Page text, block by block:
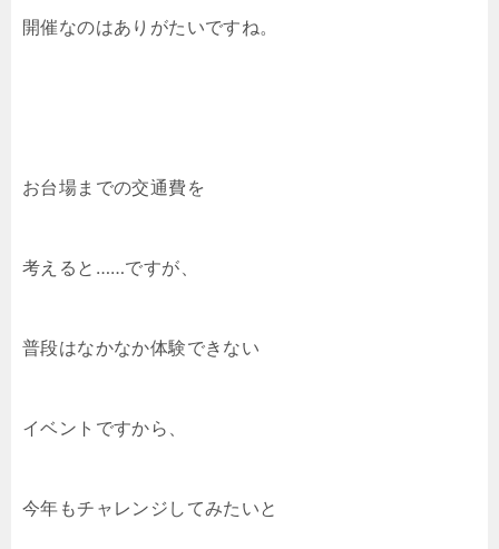
開催なのはありがたいですね。
お台場までの交通費を
考えると……ですが、
普段はなかなか体験できない
イベントですから、
今年もチャレンジしてみたいと